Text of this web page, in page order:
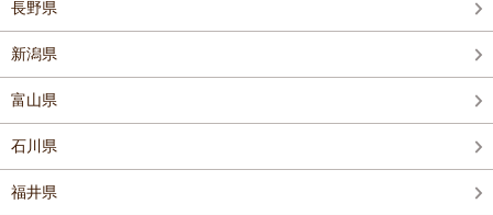
長野県
新潟県
富山県
石川県
福井県